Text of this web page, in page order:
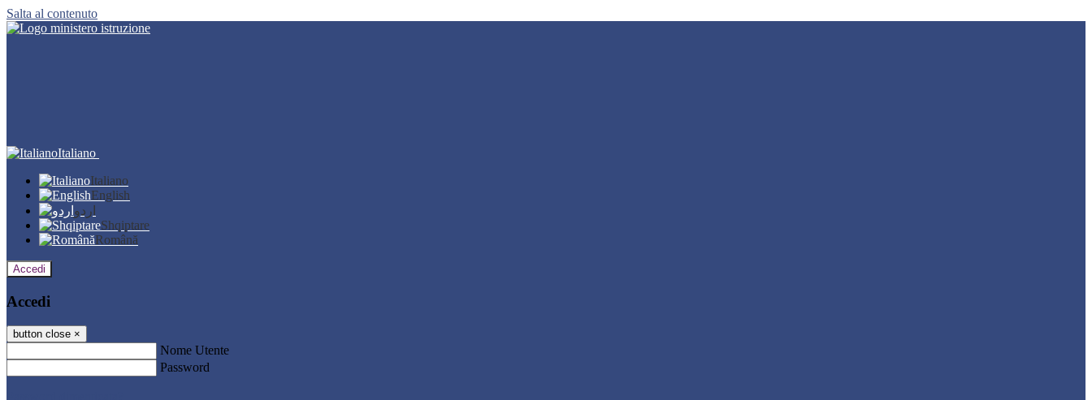
Salta al contenuto
Italiano
Italiano
English
اردو
Shqiptare
Română
Accedi
Accedi
button close ×
Nome Utente
Password